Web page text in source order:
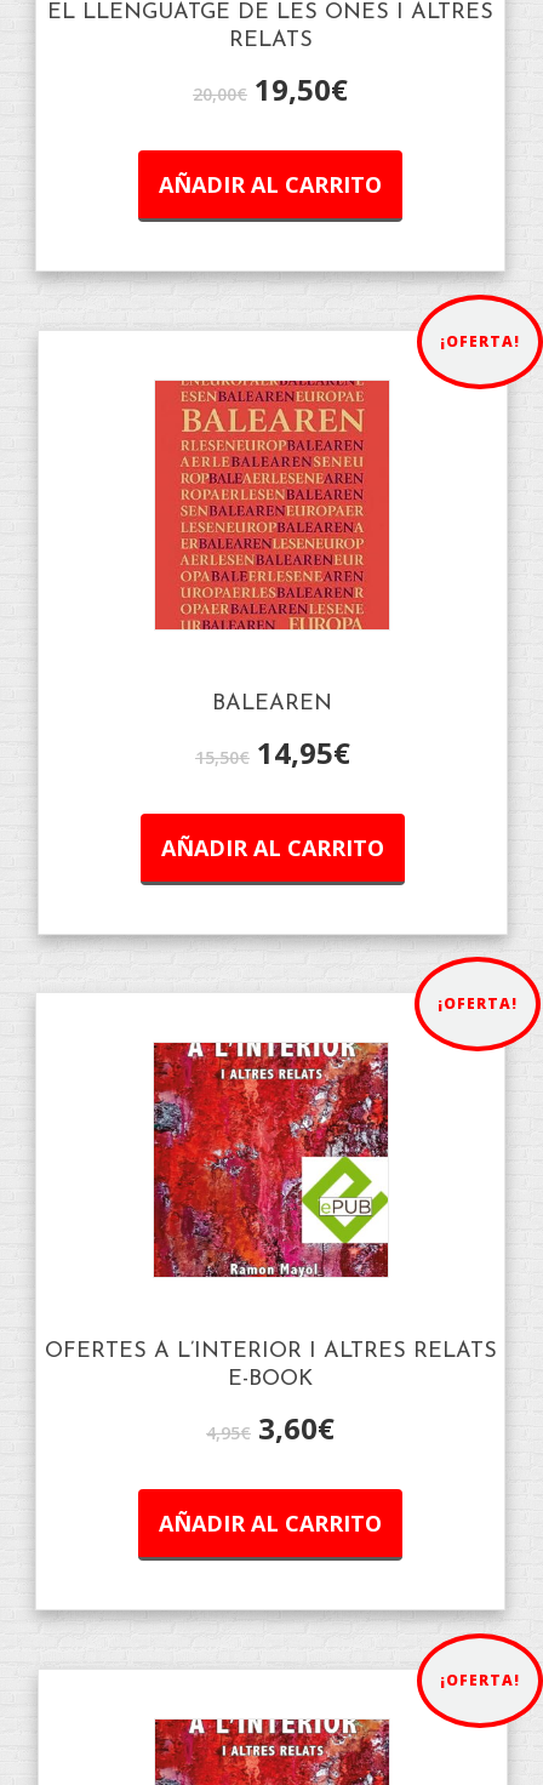
EL LLENGUATGE DE LES ONES I ALTRES
RELATS
20,00€ 19,50€
AÑADIR AL CARRITO
¡OFERTA!
BALEAREN
15,50€ 14,95€
AÑADIR AL CARRITO
¡OFERTA!
OFERTES A L’INTERIOR I ALTRES RELATS
E-BOOK
4,95€ 3,60€
AÑADIR AL CARRITO
¡OFERTA!